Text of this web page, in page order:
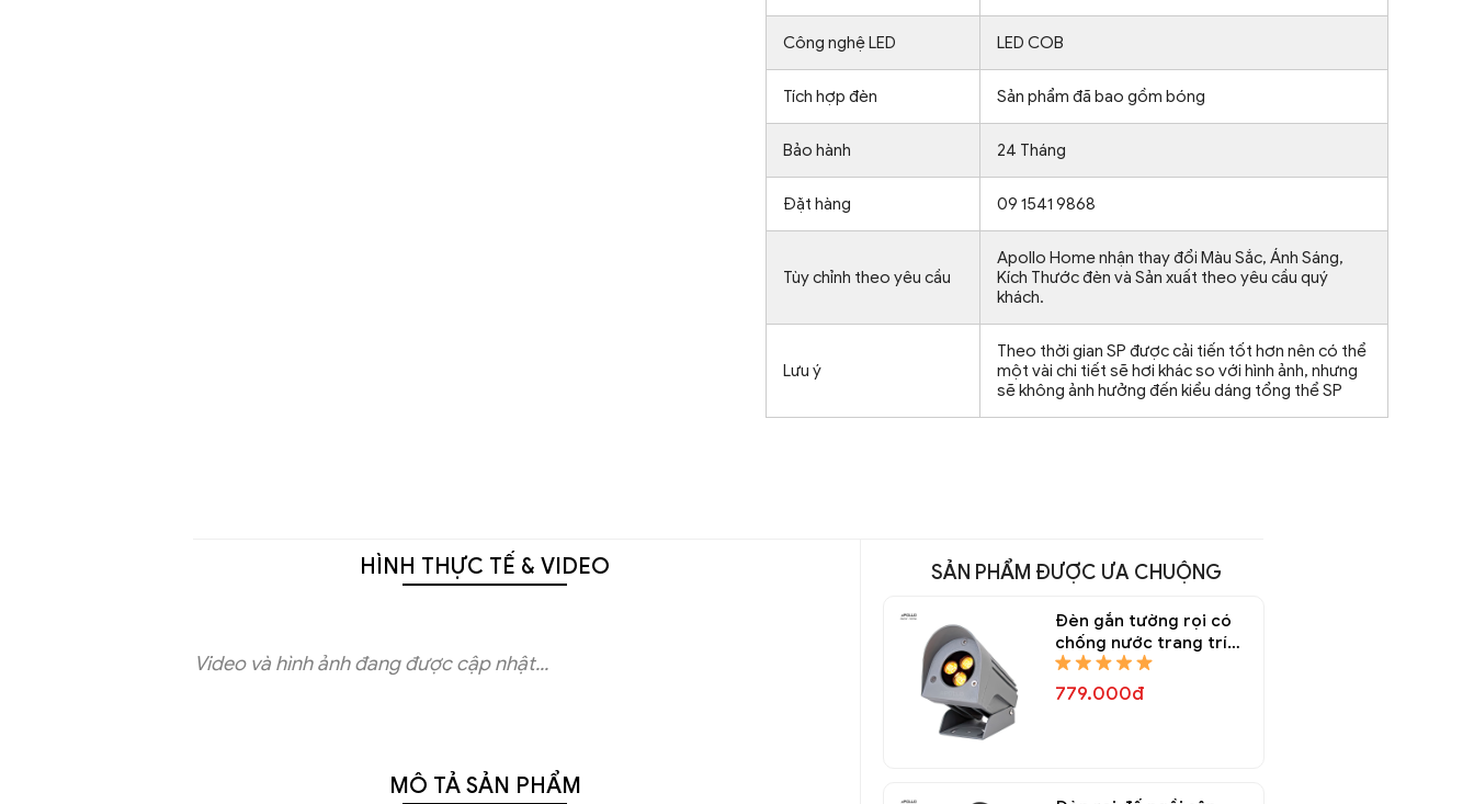
Công nghệ LED LED COB
Tích hợp đèn Sản phẩm đã bao gồm bóng
Bảo hành 24 Tháng
Đặt hàng 09 1541 9868
Tùy chỉnh theo yêu cầu
Apollo Home nhận thay đổi Màu Sắc, Ánh Sáng,
Kích Thước đèn và Sản xuất theo yêu cầu quý
khách.
Lưu ý
Theo thời gian SP được cải tiến tốt hơn nên có thể
một vài chi tiết sẽ hơi khác so với hình ảnh, nhưng
sẽ không ảnh hưởng đến kiểu dáng tổng thể SP
HÌNH THỰC TẾ & VIDEO
Video và hình ảnh đang được cập nhật...
MÔ TẢ SẢN PHẨM
SẢN PHẨM ĐƯỢC ƯA CHUỘNG
Đèn gắn tường rọi có
chống nước trang trí
DGTR 6831A
779.000đ